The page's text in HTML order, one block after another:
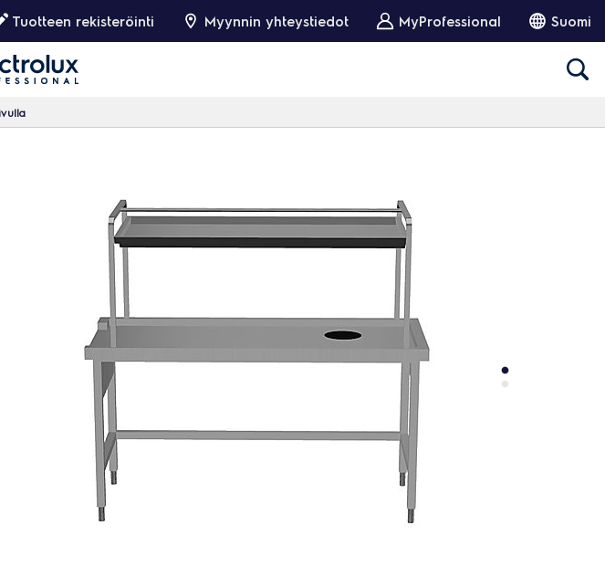
Tuotteen rekisteröinti Myynnin yhteystiedot MyProfessional Suomi